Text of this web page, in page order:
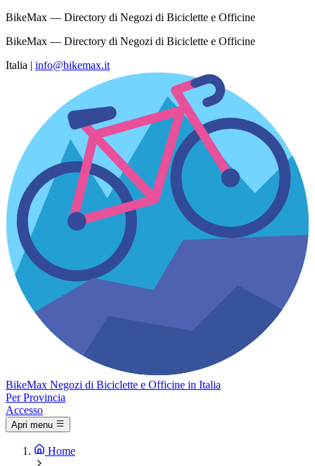
BikeMax — Directory di Negozi di Biciclette e Officine
BikeMax — Directory di Negozi di Biciclette e Officine
Italia | info@bikemax.it
BikeMax Negozi di Biciclette e Officine in Italia
Per Provincia
Accesso
Apri menu
Home